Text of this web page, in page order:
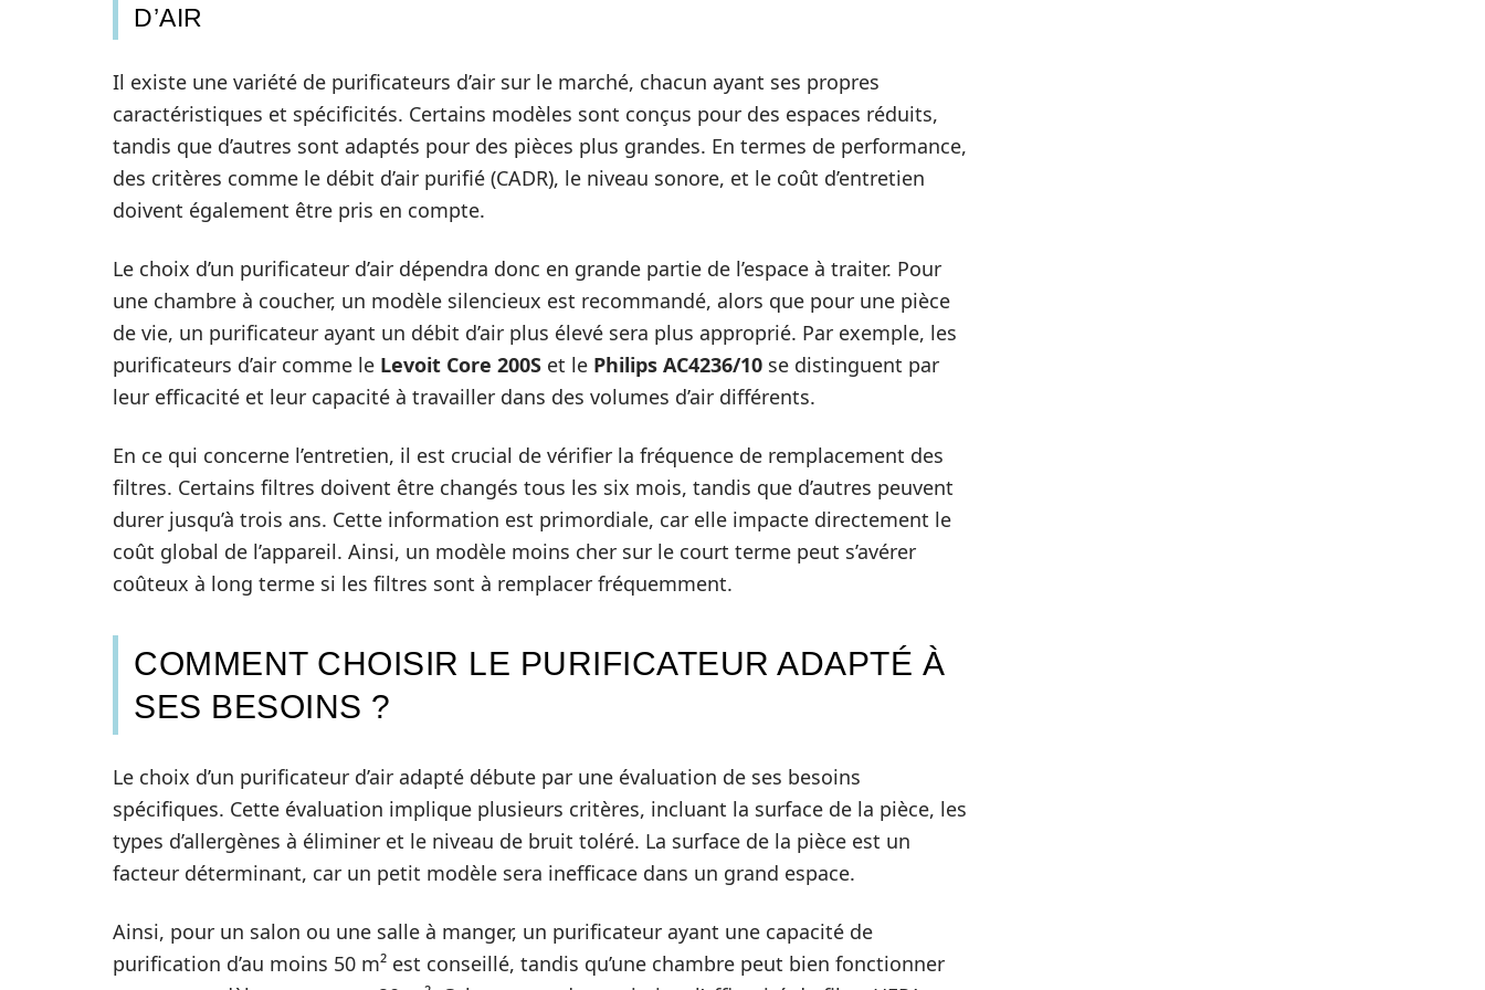
D’AIR
Il existe une variété de purificateurs d’air sur le marché, chacun ayant ses propres
caractéristiques et spécificités. Certains modèles sont conçus pour des espaces réduits,
tandis que d’autres sont adaptés pour des pièces plus grandes. En termes de performance,
des critères comme le débit d’air purifié (CADR), le niveau sonore, et le coût d’entretien
doivent également être pris en compte.
Le choix d’un purificateur d’air dépendra donc en grande partie de l’espace à traiter. Pour
une chambre à coucher, un modèle silencieux est recommandé, alors que pour une pièce
de vie, un purificateur ayant un débit d’air plus élevé sera plus approprié. Par exemple, les
purificateurs d’air comme le Levoit Core 200S et le Philips AC4236/10 se distinguent par
leur efficacité et leur capacité à travailler dans des volumes d’air différents.
En ce qui concerne l’entretien, il est crucial de vérifier la fréquence de remplacement des
filtres. Certains filtres doivent être changés tous les six mois, tandis que d’autres peuvent
durer jusqu’à trois ans. Cette information est primordiale, car elle impacte directement le
coût global de l’appareil. Ainsi, un modèle moins cher sur le court terme peut s’avérer
coûteux à long terme si les filtres sont à remplacer fréquemment.
COMMENT CHOISIR LE PURIFICATEUR ADAPTÉ À
SES BESOINS ?
Le choix d’un purificateur d’air adapté débute par une évaluation de ses besoins
spécifiques. Cette évaluation implique plusieurs critères, incluant la surface de la pièce, les
types d’allergènes à éliminer et le niveau de bruit toléré. La surface de la pièce est un
facteur déterminant, car un petit modèle sera inefficace dans un grand espace.
Ainsi, pour un salon ou une salle à manger, un purificateur ayant une capacité de
purification d’au moins 50 m² est conseillé, tandis qu’une chambre peut bien fonctionner